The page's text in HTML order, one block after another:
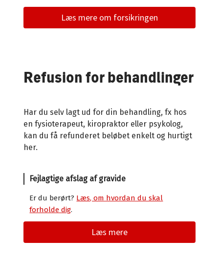
Læs mere om forsikringen
Refusion for behandlinger
Har du selv lagt ud for din behandling, fx hos
en fysioterapeut, kiropraktor eller psykolog,
kan du få refunderet beløbet enkelt og hurtigt
her.
Fejlagtige afslag af gravide
Er du berørt? Læs, om hvordan du skal
forholde dig.
Læs mere